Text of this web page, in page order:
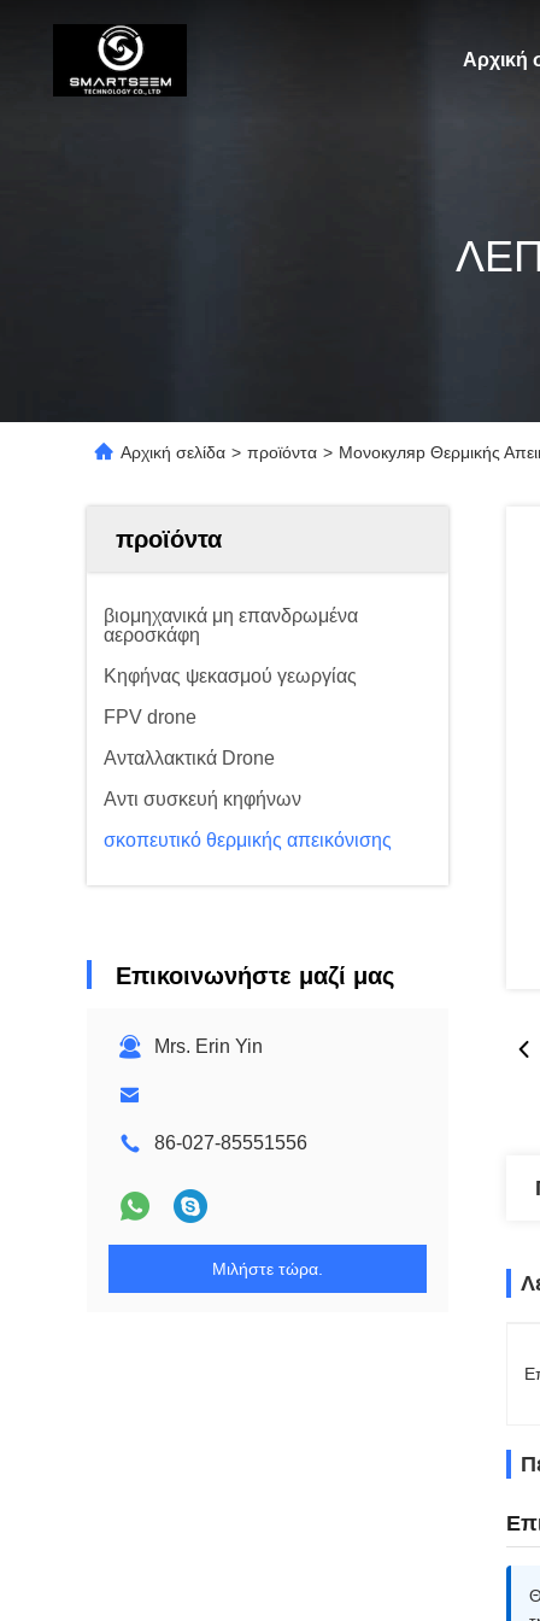
Αρχική
Αρχική σελίδα > προϊόντα > Μονοкуляр Θερμικής
προϊόντα
βιομηχανικά μη επανδρωμένα
αεροσκάφη
Κηφήνας ψεκασμού γεωργίας
FPV drone
Ανταλλακτικά Drone
Αντι συσκευή κηφήνων
σκοπευτικό θερμικής απεικόνισης
Επικοινωνήστε μαζί μας
Mrs. Erin Yin
86-027-85551556
Μιλήστε τώρα.